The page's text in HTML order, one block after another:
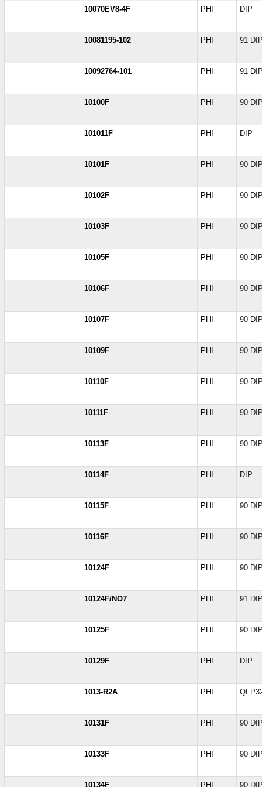
10070EV8-4F PHI DIP
10081195-102 PHI 91
10092764-101 PHI 91
10100F PHI 90
101011F PHI DIP
10101F PHI 90
10102F PHI 90
10103F PHI 90
10105F PHI 90
10106F PHI 90
10107F PHI 90
10109F PHI 90
10110F PHI 90
10111F PHI 90
10113F PHI 90
10114F PHI DIP
10115F PHI 90
10116F PHI 90
10124F PHI 90
10124F/NO7 PHI 91
10125F PHI 90
10129F PHI DIP
1013-R2A PHI
10131F PHI 90
10133F PHI 90
10134F PHI 90